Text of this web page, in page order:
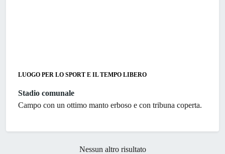
LUOGO PER LO SPORT E IL TEMPO LIBERO
Stadio comunale
Campo con un ottimo manto erboso e con tribuna coperta.
Nessun altro risultato